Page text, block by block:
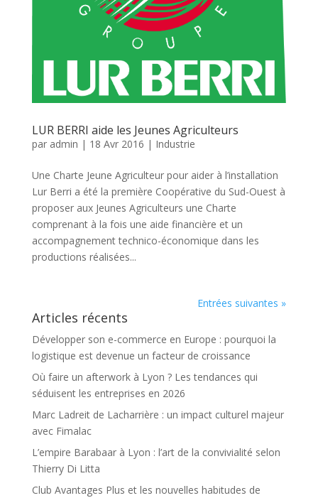
LUR BERRI aide les Jeunes Agriculteurs
par admin | 18 Avr 2016 | Industrie
Une Charte Jeune Agriculteur pour aider à l’installation
Lur Berri a été la première Coopérative du Sud-Ouest à
proposer aux Jeunes Agriculteurs une Charte
comprenant à la fois une aide financière et un
accompagnement technico-économique dans les
productions réalisées...
Entrées suivantes »
Articles récents
Développer son e-commerce en Europe : pourquoi la
logistique est devenue un facteur de croissance
Où faire un afterwork à Lyon ? Les tendances qui
séduisent les entreprises en 2026
Marc Ladreit de Lacharrière : un impact culturel majeur
avec Fimalac
L’empire Barabaar à Lyon : l’art de la convivialité selon
Thierry Di Litta
Club Avantages Plus et les nouvelles habitudes de